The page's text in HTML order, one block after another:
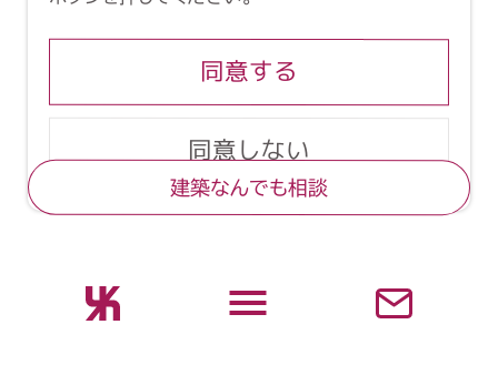
建築なんでも相談
同意する
同意しない